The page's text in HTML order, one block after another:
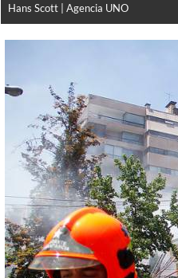
Hans Scott | Agencia UNO